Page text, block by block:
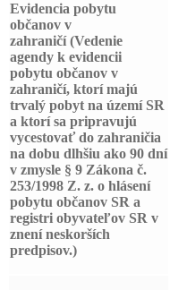
Evidencia pobytu
občanov v
zahraničí(Vedenie
agendy k evidencii
pobytu občanov v
zahraničí, ktorí majú
trvalý pobyt na území SR
a ktorí sa pripravujú
vycestovať do zahraničia
na dobu dlhšiu ako 90 dní
v zmysle § 9 Zákona č.
253/1998 Z. z. o hlásení
pobytu občanov SR a
registri obyvateľov SR v
znení neskorších
predpisov.)